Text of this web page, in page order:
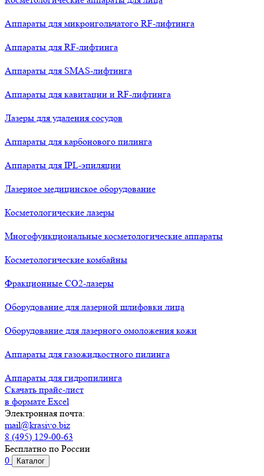
Аппараты для микроигольчатого RF-лифтинга
Аппараты для RF-лифтинга
Аппараты для SMAS-лифтинга
Аппараты для кавитации и RF-лифтинга
Лазеры для удаления сосудов
Аппараты для карбонового пилинга
Аппараты для IPL-эпиляции
Лазерное медицинское оборудование
Косметологические лазеры
Многофункциональные косметологические аппараты
Косметологические комбайны
Фракционные СО2-лазеры
Оборудование для лазерной шлифовки лица
Оборудование для лазерного омоложения кожи
Аппараты для газожидкостного пилинга
Аппараты для гидропилинга
Скачать прайс-лист
в формате Excel
Электронная почта:
mail@krasivo.biz
8 (495) 129-00-63
Бесплатно по России
0
Каталог